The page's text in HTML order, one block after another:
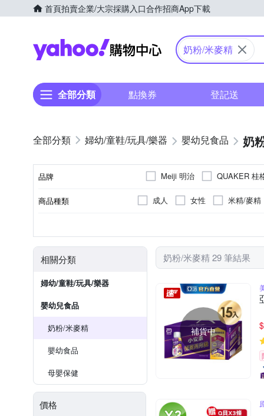
首頁拍賣企業/大宗採購入口合作招商App下載
Yahoo購物中心
奶粉/米麥精
全部分類 點換券 登記送
婦幼/童鞋/玩具/樂器 嬰幼兒食品 奶
品牌 Meiji 明治 QUAKER 桂
商品種類 成人 女性 米精/麥精
相關分類
婦幼/童鞋/玩具/樂器
嬰幼兒食品
奶粉/米麥精
嬰幼食品
母嬰保健
價格
奶粉/米麥精 29 筆結果
補貨中 $